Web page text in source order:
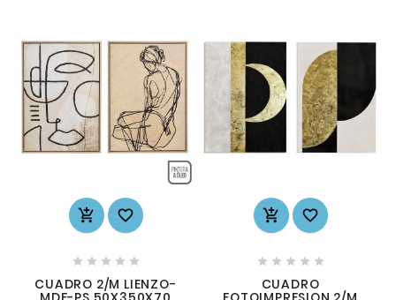
 
    
CUADRO 2/M LIENZO-
 
    
CUADRO